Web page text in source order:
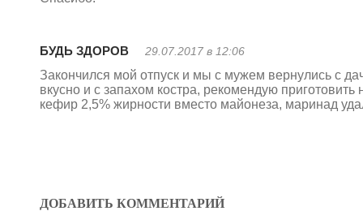
БУДЬ ЗДОРОВ 29.07.2017 в 12:06
Закончился мой отпуск и мы с мужем вернулись с
вкусно и с запахом костра, рекомендую
кефир 2,5% жирности вместо майонеза, маринад
ДОБАВИТЬ КОММЕНТАРИЙ